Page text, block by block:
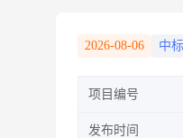
2026-08-06 中
项目编号
发布时间